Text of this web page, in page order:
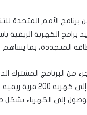
الأمم المتحدة
الكهربة الريفية
المتجددة، بما
من البرنامج المشترك
للتنمية في العام
إلى الكهرباء بشكل